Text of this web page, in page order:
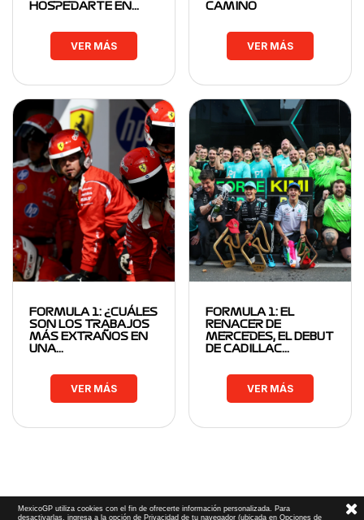
HOSPEDARTE EN…
VER MÁS
CAMINO
VER MÁS
FORMULA 1: ¿CUÁLES
SON LOS TRABAJOS
MÁS EXTRAÑOS EN
UNA…
VER MÁS
FORMULA 1: EL
RENACER DE
MERCEDES, EL DEBUT
DE CADILLAC…
VER MÁS
MexicoGP utiliza cookies con el fin de ofrecerte información personalizada. Para
desactivarlas, ingresa a la opción de Privacidad de tu navegador (ubicada en Opciones de